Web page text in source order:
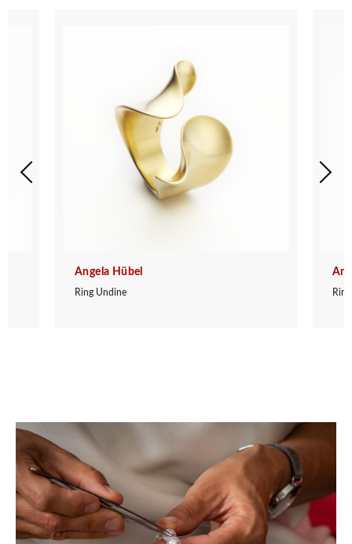
Angela Hübel
Ring Undine